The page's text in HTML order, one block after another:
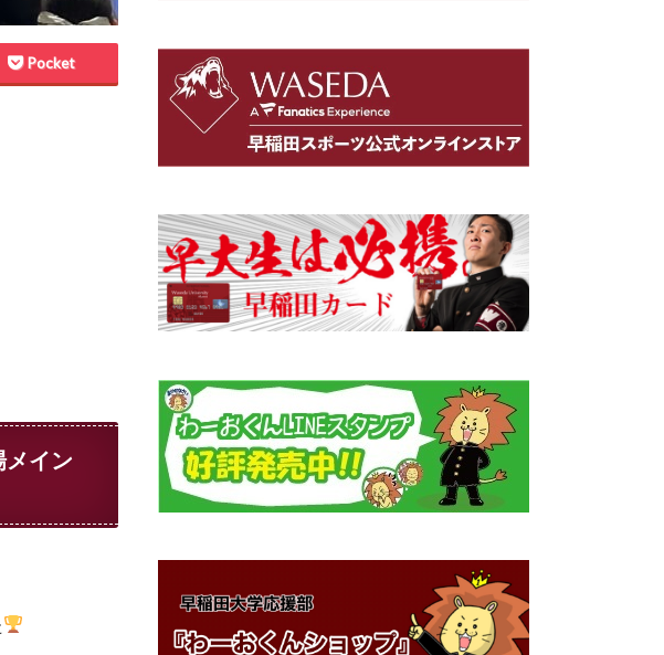
Pocket
イン